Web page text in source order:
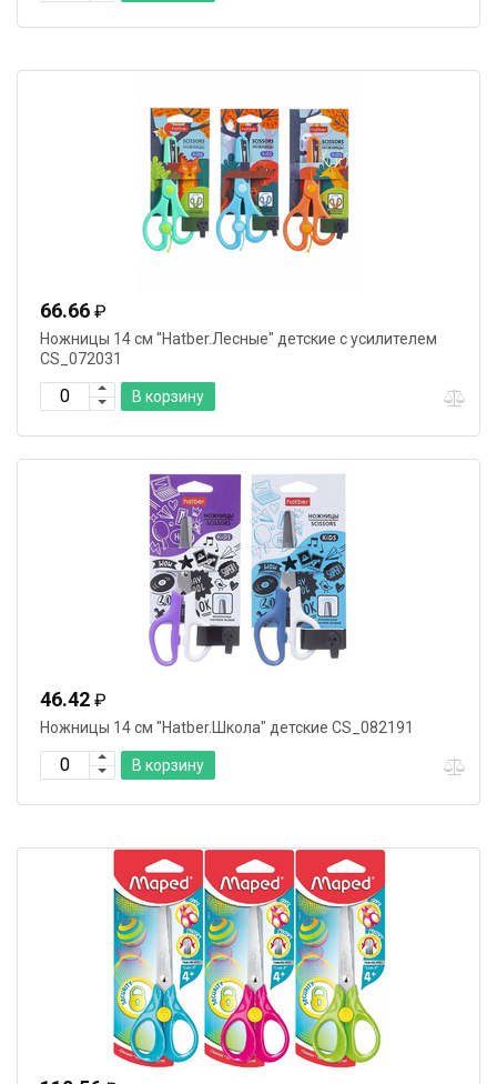
66.66 ₽
Ножницы 14 cм "Hatber.Лесные" детские с усилителем
CS_072031
В корзину
46.42 ₽
Ножницы 14 см "Hatber.Школа" детские CS_082191
В корзину